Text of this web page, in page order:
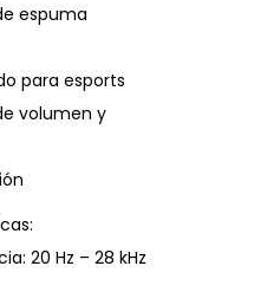
espuma
para esports
volumen y
20 Hz – 28 kHz